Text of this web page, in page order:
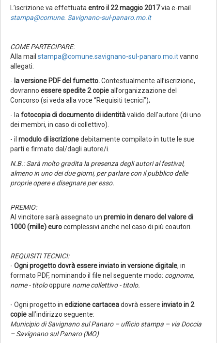
L’iscrizione va effettuataentro il 22 maggio 2017via e-mail
stampa@comune. Savignano-sul-panaro.mo.it
COME PARTECIPARE:
Alla mail stampa@comune.savignano-sul-panaro.mo.itvanno
allegati:
- la versione PDF del fumetto.Contestualmente all’iscrizione,
dovranno essere spedite 2 copieall’organizzazione del
Concorso (si veda alla voce “Requisiti tecnici”);
- lafotocopia di documento di identitàvalido dell’autore (di uno
dei membri, in caso di collettivo).
- il modulo di iscrizionedebitamente compilato in tutte le sue
parti e firmato dal/dagli autore/i.
N.B.: Sarà molto gradita la presenza degli autori al festival,
almeno in uno dei due giorni, per parlare con il pubblico delle
proprie opere e disegnare per esso.
PREMIO:
Al vincitore sarà assegnato un premio in denaro del valore di
1000 (mille) eurocomplessivi anche nel caso di più coautori.
REQUISITI TECNICI:
- Ogni progetto dovrà essere inviato in versione digitale, in
formato PDF, nominando il file nel seguente modo: cognome,
nome - titolooppure nome collettivo - titolo.
- Ogni progetto in edizione cartaceadovrà essere inviato in 2
copieall’indirizzo seguente:
Municipio di Savignano sul Panaro – ufficio stampa – via Doccia
– Savignano sul Panaro (MO)